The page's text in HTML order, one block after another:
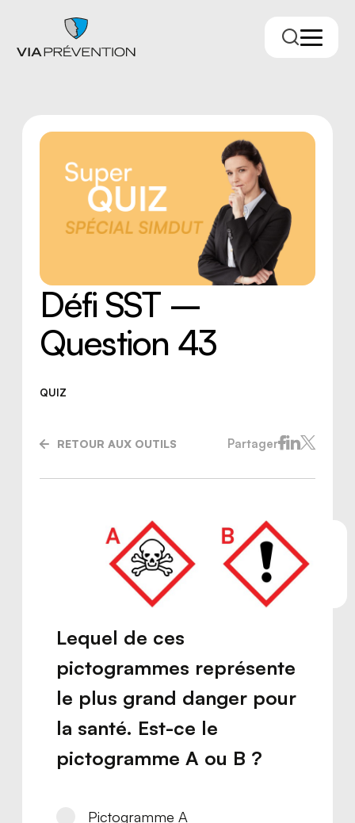
Trouver votre conseiller.ère
RMPPÉ
Nous joindre
Défi SST –
Question 43
QUIZ
RETOUR AUX OUTILS Partager
Lequel de ces
pictogrammes représente
le plus grand danger pour
la santé. Est-ce le
pictogramme A ou B ?
Pictogramme A